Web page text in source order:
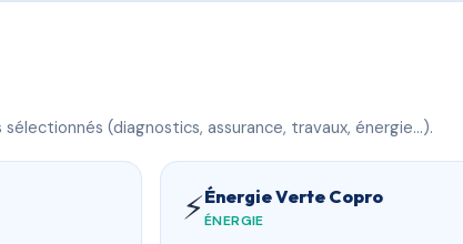
(diagnostics, assurance, travaux, énergie…).
⚡Énergie Verte Copro
ÉNERGIE